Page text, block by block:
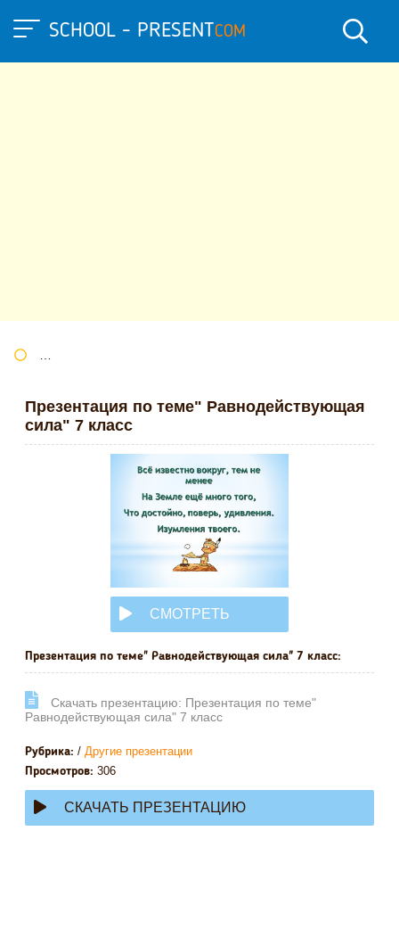
SCHOOL - PRESENTCOM
Презентация по теме" Равнодействующая
сила" 7 класс
СМОТРЕТЬ
ОНЛАЙН
Презентация по теме" Равнодействующая сила" 7 класс:
Cкачать презентацию: Презентация по теме"
Равнодействующая сила" 7 класс
Рубрика: / Другие презентации
Просмотров: 306
СКАЧАТЬ ПРЕЗЕНТАЦИЮ